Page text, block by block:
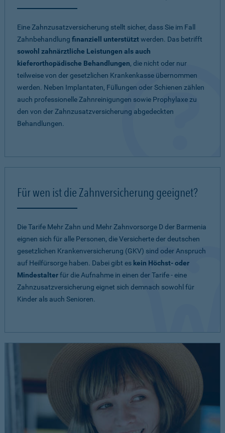
Eine Zahnzusatzversicherung stellt sicher, dass Sie im Fall
Zahnbehandlung finanziell unterstütztwerden. Das betrifft
sowohl zahnärztliche Leistungen als auch
kieferorthopädische Behandlungen, die nicht oder nur
teilweise von der gesetzlichen Krankenkasse übernommen
werden. Neben Implantaten, Füllungen oder Schienen zählen
auch professionelle Zahnreinigungen sowie Prophylaxe zu
den von der Zahnzusatzversicherung abgedeckten
Behandlungen.
Für wen ist die Zahnversicherung geeignet?
Die Tarife Mehr Zahn und Mehr Zahnvorsorge D der Barmenia
eignen sich für alle Personen, die Versicherte der deutschen
gesetzlichen Krankenversicherung (GKV) sind oder Anspruch
auf Heilfürsorge haben. Dabei gibt es kein Höchst- oder
Mindestalterfür die Aufnahme in einen der Tarife - eine
Zahnzusatzversicherung eignet sich demnach sowohl für
Kinder als auch Senioren.